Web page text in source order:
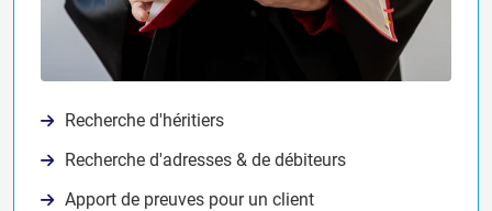
Recherche d'héritiers
Recherche d'adresses & de débiteurs
Apport de preuves pour un client